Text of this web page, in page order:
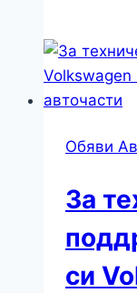
Обяви
За
си